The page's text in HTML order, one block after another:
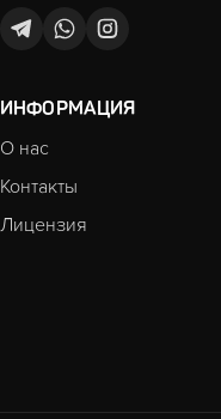
ИНФОРМАЦИЯ
О нас
Контакты
Лицензия